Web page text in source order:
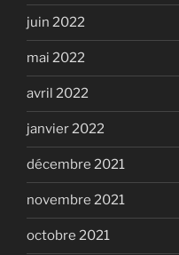
juin 2022
mai 2022
avril 2022
janvier 2022
décembre 2021
novembre 2021
octobre 2021